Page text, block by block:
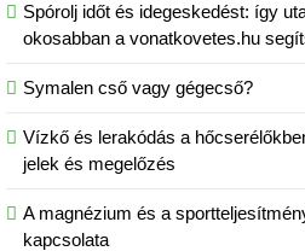
Spórolj időt és idegeskedést: így
okosabban a vonatkovetes.hu
Symalen cső vagy gégecső?
Vízkő és lerakódás a
jelek és megelőzés
A magnézium és a
kapcsolata